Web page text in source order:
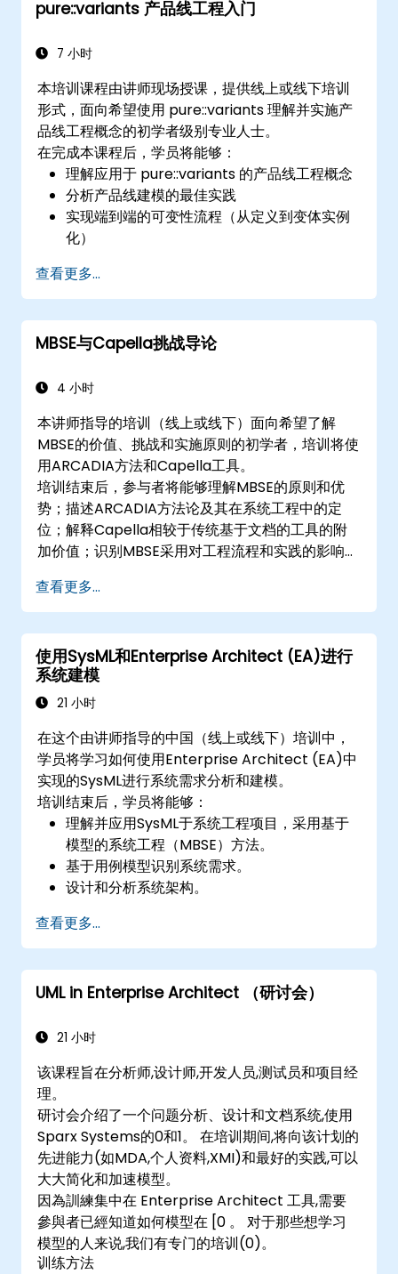
pure::variants 产品线工程入门
7 小时
本培训课程由讲师现场授课，提供线上或线下培训
形式，面向希望使用 pure::variants 理解并实施产
品线工程概念的初学者级别专业人士。
在完成本课程后，学员将能够：
理解应用于 pure::variants 的产品线工程概念
分析产品线建模的最佳实践
实现端到端的可变性流程（从定义到变体实例
化）
pure::variants
查看更多...
MBSE与Capella挑战导论
4 小时
本讲师指导的培训（线上或线下）面向希望了解
MBSE的价值、挑战和实施原则的初学者，培训将使
用ARCADIA方法和Capella工具。
培训结束后，参与者将能够理解MBSE的原则和优
势；描述ARCADIA方法论及其在系统工程中的定
位；解释Capella相较于传统基于文档的工具的附
加价值；识别MBSE采用对工程流程和实践的影响；
查看更多...
使用SysML和Enterprise Architect (EA)进行
系统建模
21 小时
在这个由讲师指导的中国（线上或线下）培训中，
学员将学习如何使用Enterprise Architect (EA)中
实现的SysML进行系统需求分析和建模。
培训结束后，学员将能够：
理解并应用SysML于系统工程项目，采用基于
模型的系统工程（MBSE）方法。
基于用例模型识别系统需求。
设计和分析系统架构。
查看更多...
UML in Enterprise Architect （研讨会）
21 小时
该课程旨在分析师,设计师,开发人员,测试员和项目经
理。
研讨会介绍了一个问题分析、设计和文档系统,使用
Sparx Systems的0和1。 在培训期间,将向该计划的
先进能力(如MDA,个人资料,XMI)和最好的实践,可以
大大简化和加速模型。
因為訓練集中在 Enterprise Architect 工具,需要
參與者已經知道如何模型在 [0 。 对于那些想学习
模型的人来说,我们有专门的培训(0)。
训练方法